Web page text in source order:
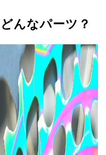
んなパーツ？